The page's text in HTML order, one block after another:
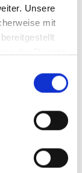
Unsere
mit
zur